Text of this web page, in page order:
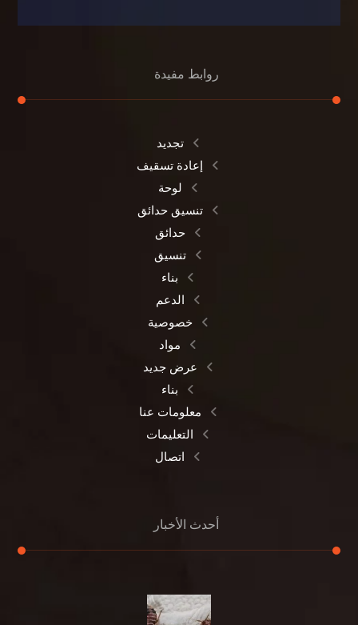
روابط مفيدة
تجديد
إعادة تسقيف
لوحة
تنسيق حدائق
حدائق
تنسيق
بناء
الدعم
خصوصية
مواد
عرض جديد
بناء
معلومات عنا
التعليمات
اتصال
أحدث الأخبار